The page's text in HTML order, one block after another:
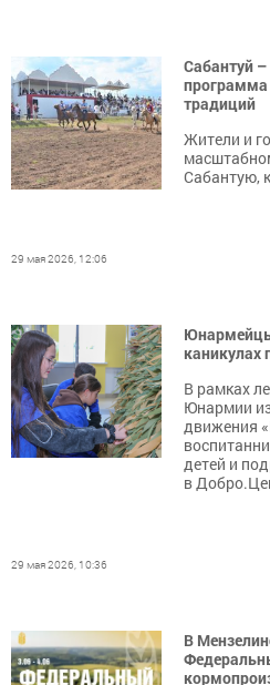
Сабантуй
программа
традиций
Жители и
Сабантую,
29 мая 2026, 12:06
В рамках
Юнармии
движения
детей и
в
29 мая 2026, 10:36
В